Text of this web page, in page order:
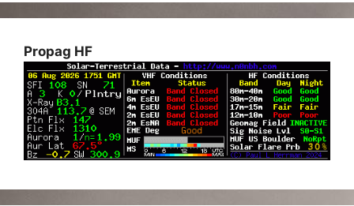
Propag HF